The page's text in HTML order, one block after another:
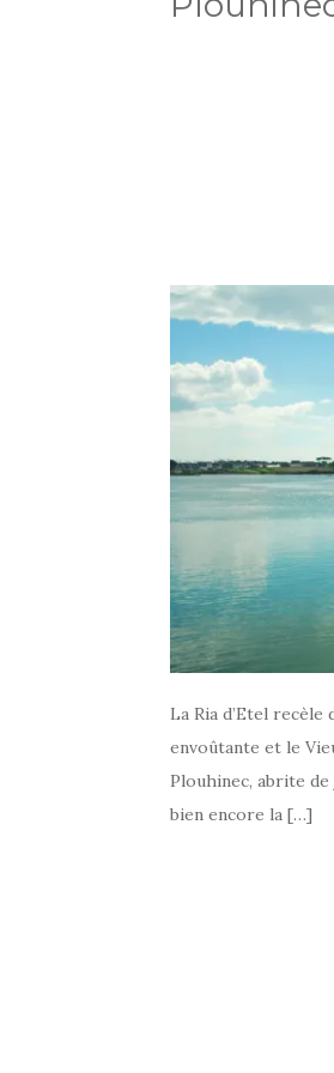
La Ria d’Etel
envoûtante et le
Plouhinec, abrite
bien encore la […]